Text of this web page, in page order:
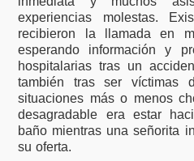
experiencias molestas.
recibieron la llamada en
esperando información y
hospitalarias tras un
también tras ser víctimas
situaciones más o menos
desagradable era estar
baño mientras una señorita
su oferta.